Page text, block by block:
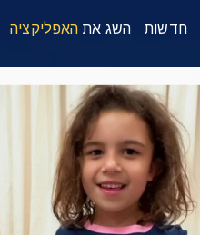
חדשות השג את האפליקציה